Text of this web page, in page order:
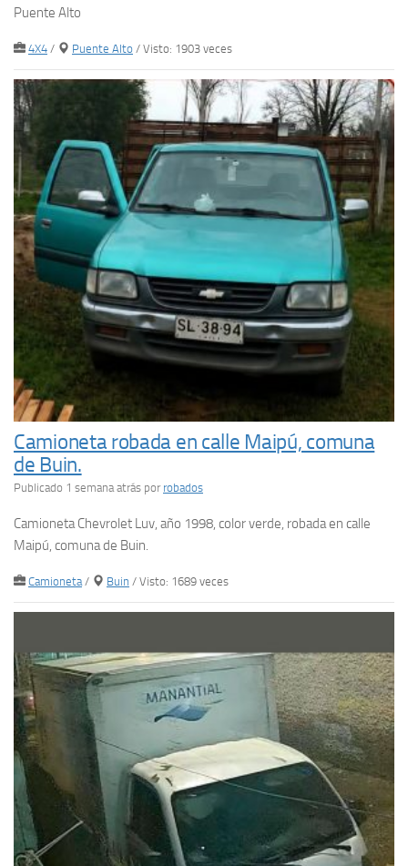
Puente Alto
4X4 / Puente Alto / Visto: 1903 veces
Camioneta robada en calle Maipú, comuna
de Buin.
Publicado 1 semana atrás por robados
Camioneta Chevrolet Luv, año 1998, color verde, robada en calle
Maipú, comuna de Buin.
Camioneta/ Buin / Visto: 1689 veces